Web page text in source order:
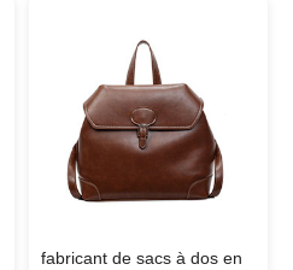
fabricant de sacs à dos en